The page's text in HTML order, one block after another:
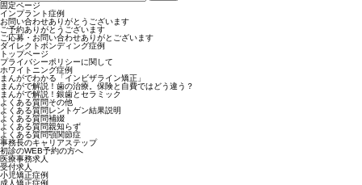
固定ページ
インプラント症例
お問い合わせありがとうございます
ご予約ありがとうございます
ご応募・お問い合わせありがとございます
ダイレクトボンディング症例
トップページ
プライバシーポリシーに関して
ホワイトニング症例
まんがでわかる「インビザライン矯正」
まんがで解説！歯の治療。保険と自費ではどう違う？
まんがで解説！銀歯とセラミック
よくある質問その他
よくある質問レントゲン結果説明
よくある質問補綴
よくある質問親知らず
よくある質問顎関節症
事務長のキャリアステップ
初診のWEB予約の方へ
医療事務求人
受付求人
小児矯正症例
成人矯正症例